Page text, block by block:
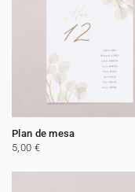
Plan de mesa
5,00 €